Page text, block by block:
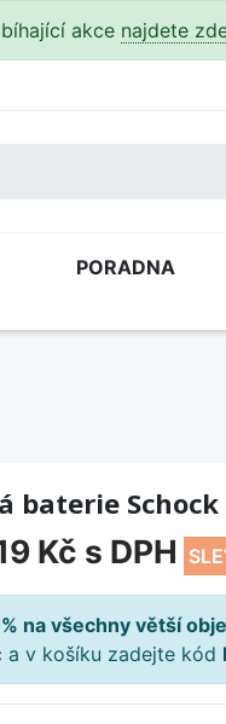
akce najdete
PORADNA
baterie Schock
Kč s DPH
na všechny větší
a v košíku zadejte kód